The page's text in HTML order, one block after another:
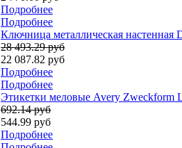
Подробнее
Подробнее
Ключница металлическая настенная
28 493.29 руб
22 087.82 руб
Подробнее
Подробнее
Этикетки меловые Avery Zweckform
692.14 руб
544.99 руб
Подробнее